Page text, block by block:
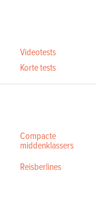
Videotests
Korte tests
Compacte
middenklassers
Reisberlines